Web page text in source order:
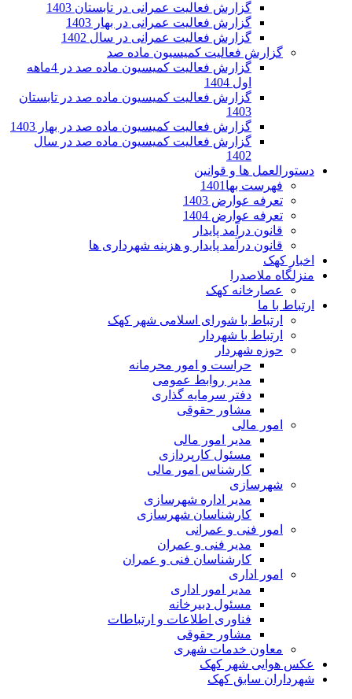
گزارش فعالیت عمرانی در تابستان 1403
گزارش فعالیت عمرانی در بهار 1403
گزارش فعالیت عمرانی در سال 1402
گزارش فعالیت کمیسیون ماده صد
گزارش فعالیت کمیسیون ماده صد در 4ماهه
اول 1404
گزارش فعالیت کمیسیون ماده صد در تابستان
1403
گزارش فعالیت کمیسیون ماده صد در بهار 1403
گزارش فعالیت کمیسیون ماده صد در سال
1402
دستورالعمل ها و قوانین
فهرست بها1401
تعرفه عوارض 1403
تعرفه عوارض 1404
قانون درآمد پایدار
قانون درآمد پایدار و هزینه شهرداری ها
اخبار کهک
منزلگاه ملاصدرا
عصارخانه کهک
ارتباط با ما
ارتباط با شورای اسلامی شهر کهک
ارتباط با شهردار
حوزه شهردار
حراست و امور محرمانه
مدیر روابط عمومی
دفتر سرمایه گذاری
مشاور حقوقی
امور مالی
مدیر امور مالی
مسئول کارپردازی
کارشناس امور مالی
شهرسازی
مدیر اداره شهرسازی
کارشناسان شهرسازی
امور فنی و عمرانی
مدیر فنی و عمران
کارشناسان فنی و عمران
امور اداری
مدیر امور اداری
مسئول دبیرخانه
فناوری اطلاعات و ارتباطات
مشاور حقوقی
معاون خدمات شهری
عکس هوایی شهر کهک
شهرداران سابق کهک